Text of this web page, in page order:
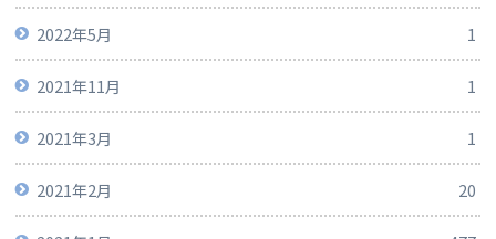
2022年5月 1
2021年11月 1
2021年3月 1
2021年2月 20